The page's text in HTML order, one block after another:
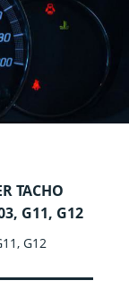
TACHO
G11, G12
G12